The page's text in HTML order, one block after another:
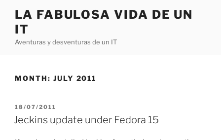
content
LA FABULOSA VIDA DE UN
IT
Aventuras y desventuras de un IT
MONTH: JULY 2011
POSTED
ON
18/07/2011
Jeckins update under Fedora 15